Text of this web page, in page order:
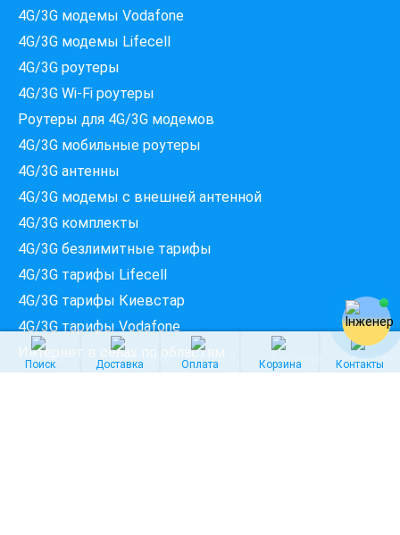
4G/3G модемы Vodafone
4G/3G модемы Lifecell
4G/3G роутеры
4G/3G Wi-Fi роутеры
Роутеры для 4G/3G модемов
4G/3G мобильные роутеры
4G/3G антенны
4G/3G модемы c внешней антенной
4G/3G комплекты
4G/3G безлимитные тарифы
4G/3G тарифы Lifecell
4G/3G тарифы Киевстар
4G/3G тарифы Vodafone
Интернет в сёлах по областям
Поиск Доставка Оплата Корзина Контакты
Які провайдери працюють
за вашою адресою?
Перевірте доступність інтернету за 30 секунд
375+ провайдерів в базі
Місто, вулиця та номер будинку
ПЕРЕВІРИТИ ПРОВАЙДЕРІВ